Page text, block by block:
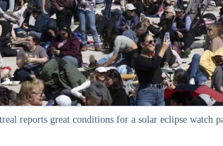
reports great conditions for a solar eclipse watch